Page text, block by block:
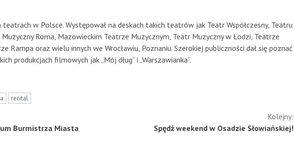
w Polsce. Występował na deskach takich teatrów jak Teatr Współczesny, Teatru
Roma, Mazowieckim Teatrze Muzycznym, Teatr Muzyczny w Łodzi, Teatrze
Rampa oraz wielu innych we Wrocławiu, Poznaniu. Szerokiej publiczności dał się poznać
produkcjach filmowych jak „Mój dług” i „Warszawianka”.
recital
Burmistrza Miasta
Kolejny:
Spędź weekend w Osadzie Słowiańskiej!